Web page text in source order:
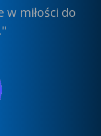
w miłości do